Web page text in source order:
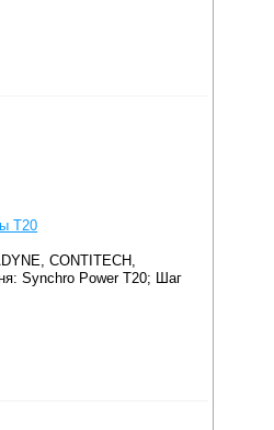
T20
CONTITECH,
Synchro Power T20;
Шаг